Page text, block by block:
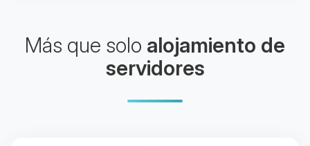
Más que solo alojamiento de
servidores